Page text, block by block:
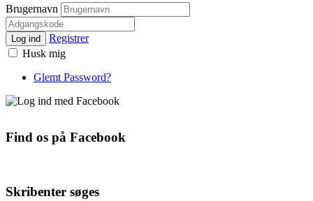
Brugernavn
Log ind
Registrer
Husk mig
Glemt Password?
Find os på Facebook
Skribenter søges